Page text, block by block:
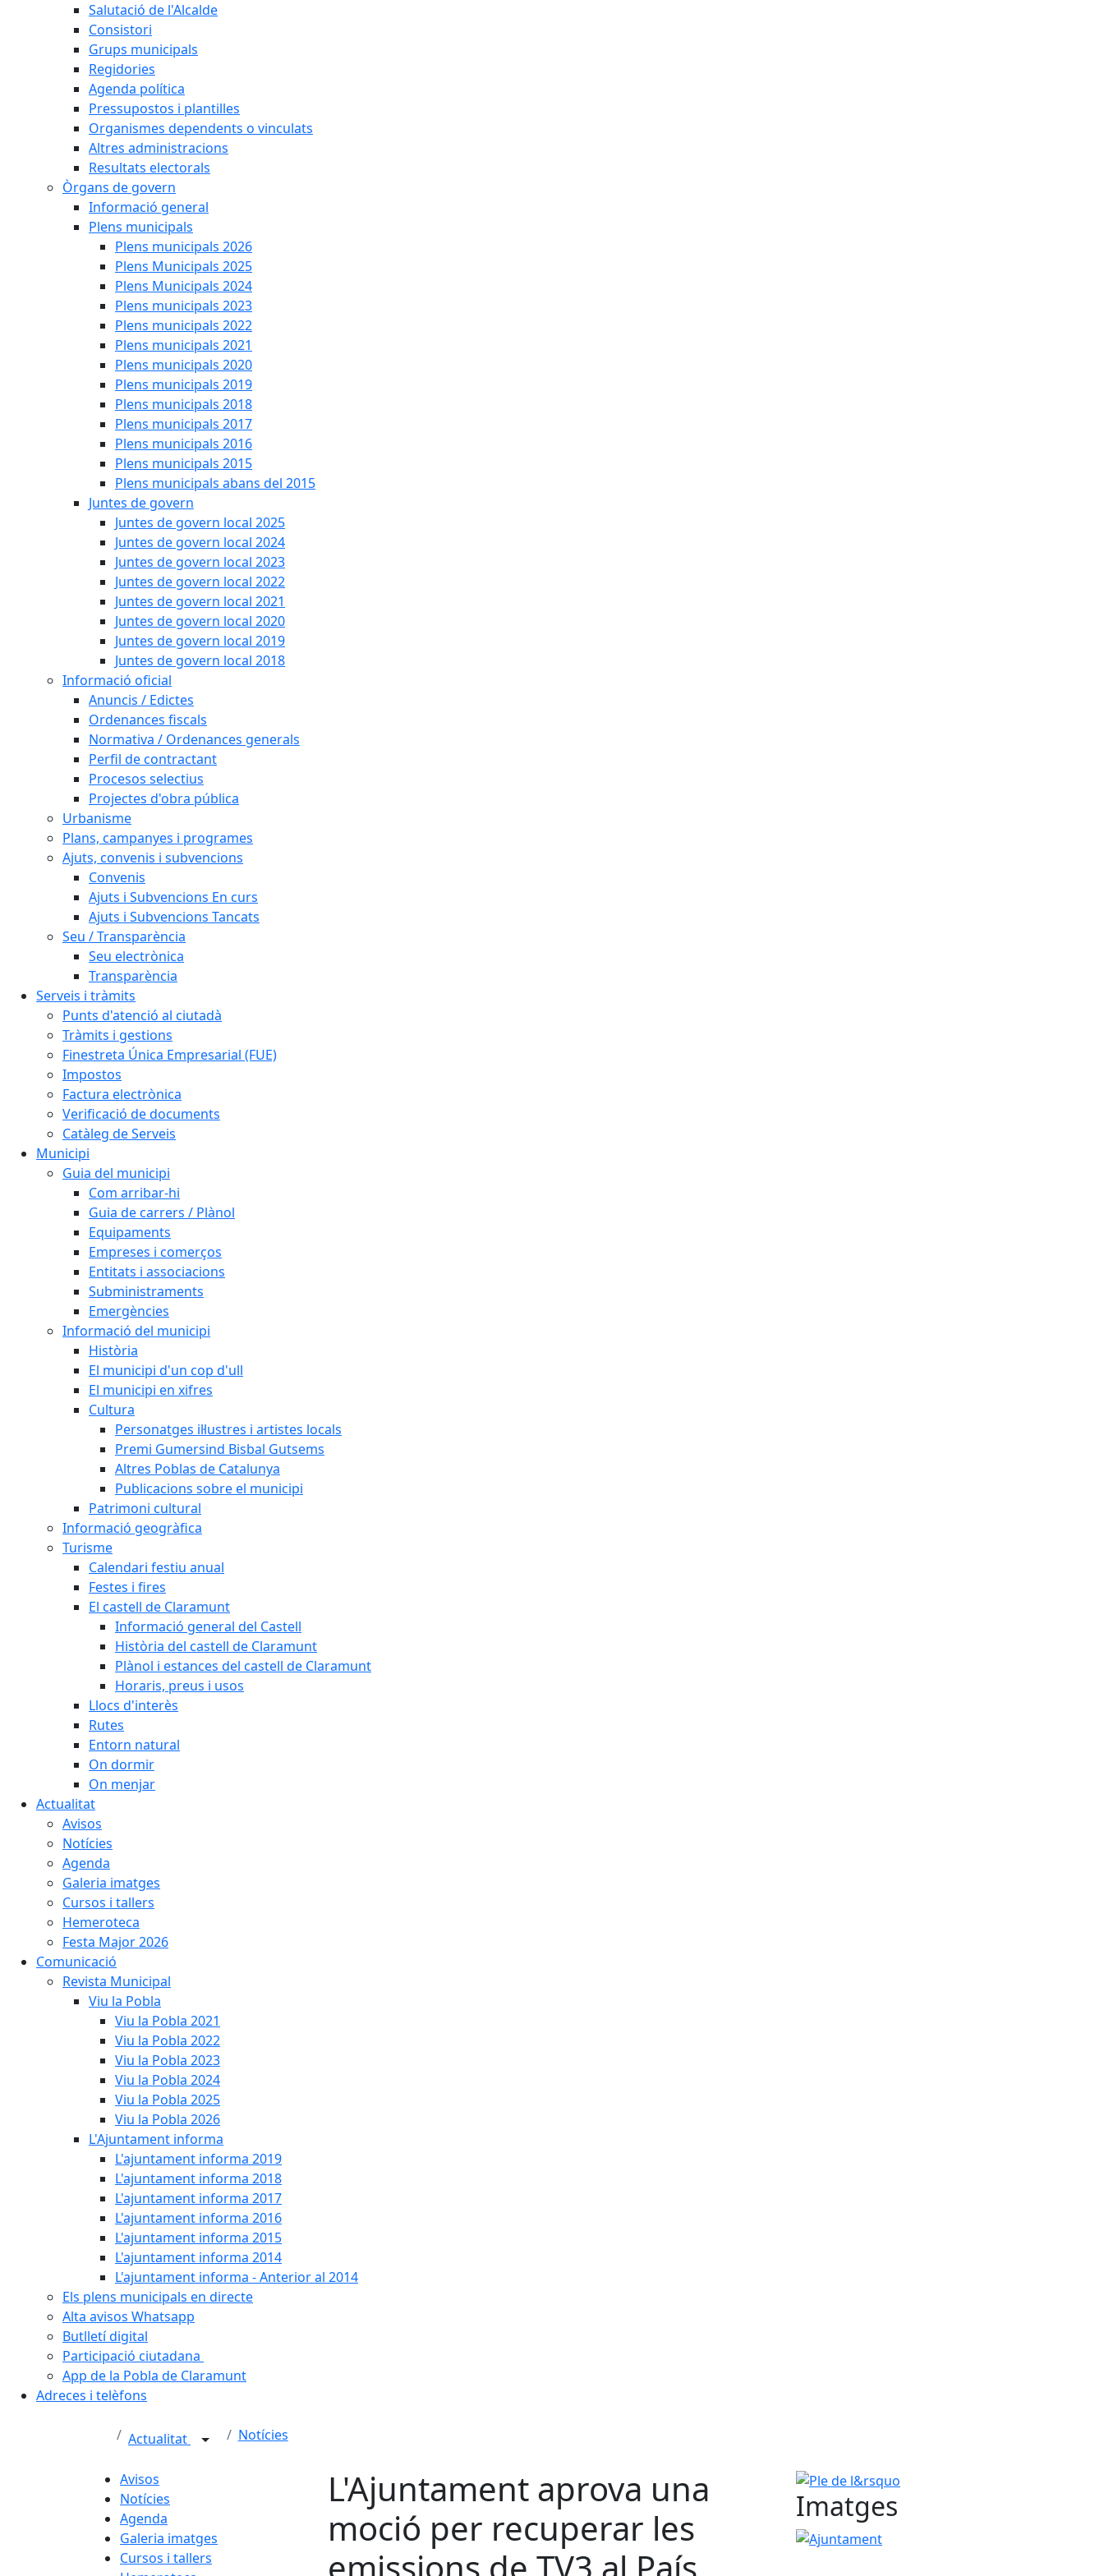
Salutació de l'Alcalde
Consistori
Grups municipals
Regidories
Agenda política
Pressupostos i plantilles
Organismes dependents o vinculats
Altres administracions
Resultats electorals
Òrgans de govern
Informació general
Plens municipals
Plens municipals 2026
Plens Municipals 2025
Plens Municipals 2024
Plens municipals 2023
Plens municipals 2022
Plens municipals 2021
Plens municipals 2020
Plens municipals 2019
Plens municipals 2018
Plens municipals 2017
Plens municipals 2016
Plens municipals 2015
Plens municipals abans del 2015
Juntes de govern
Juntes de govern local 2025
Juntes de govern local 2024
Juntes de govern local 2023
Juntes de govern local 2022
Juntes de govern local 2021
Juntes de govern local 2020
Juntes de govern local 2019
Juntes de govern local 2018
Informació oficial
Anuncis / Edictes
Ordenances fiscals
Normativa / Ordenances generals
Perfil de contractant
Procesos selectius
Projectes d'obra pública
Urbanisme
Plans, campanyes i programes
Ajuts, convenis i subvencions
Convenis
Ajuts i Subvencions En curs
Ajuts i Subvencions Tancats
Seu / Transparència
Seu electrònica
Transparència
Serveis i tràmits
Punts d'atenció al ciutadà
Tràmits i gestions
Finestreta Única Empresarial (FUE)
Impostos
Factura electrònica
Verificació de documents
Catàleg de Serveis
Municipi
Guia del municipi
Com arribar-hi
Guia de carrers / Plànol
Equipaments
Empreses i comerços
Entitats i associacions
Subministraments
Emergències
Informació del municipi
Història
El municipi d'un cop d'ull
El municipi en xifres
Cultura
Personatges il·lustres i artistes locals
Premi Gumersind Bisbal Gutsems
Altres Poblas de Catalunya
Publicacions sobre el municipi
Patrimoni cultural
Informació geogràfica
Turisme
Calendari festiu anual
Festes i fires
El castell de Claramunt
Informació general del Castell
Història del castell de Claramunt
Plànol i estances del castell de Claramunt
Horaris, preus i usos
Llocs d'interès
Rutes
Entorn natural
On dormir
On menjar
Actualitat
Avisos
Notícies
Agenda
Galeria imatges
Cursos i tallers
Hemeroteca
Festa Major 2026
Comunicació
Revista Municipal
Viu la Pobla
Viu la Pobla 2021
Viu la Pobla 2022
Viu la Pobla 2023
Viu la Pobla 2024
Viu la Pobla 2025
Viu la Pobla 2026
L'Ajuntament informa
L'ajuntament informa 2019
L'ajuntament informa 2018
L'ajuntament informa 2017
L'ajuntament informa 2016
L'ajuntament informa 2015
L'ajuntament informa 2014
L'ajuntament informa - Anterior al 2014
Els plens municipals en directe
Alta avisos Whatsapp
Butlletí digital
Participació ciutadana
App de la Pobla de Claramunt
Adreces i telèfons
Actualitat Notícies
Avisos
Notícies
Agenda
Galeria imatges
Cursos i tallers
L'Ajuntament aprova una
moció per recuperar les
Ple de l&rsquo
Imatges
Ajuntament